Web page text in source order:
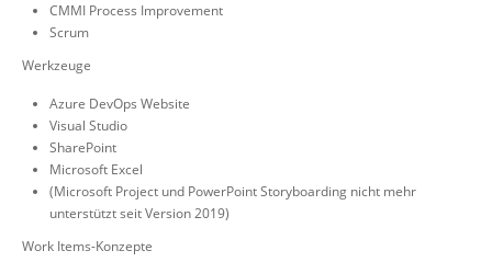
CMMI Process Improvement
Scrum
Werkzeuge
Azure DevOps Website
Visual Studio
SharePoint
Microsoft Excel
(Microsoft Project und PowerPoint Storyboarding nicht mehr
unterstützt seit Version 2019)
Work Items-Konzepte